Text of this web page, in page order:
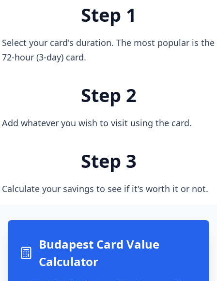
Step 1
Select your card's duration. The most popular is the
72-hour (3-day) card.
Step 2
Add whatever you wish to visit using the card.
Step 3
Calculate your savings to see if it's worth it or not.